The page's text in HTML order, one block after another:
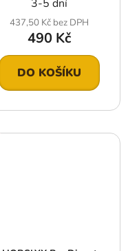
3-5 dní
437,50 Kč bez DPH
490 Kč
DO KOŠÍKU